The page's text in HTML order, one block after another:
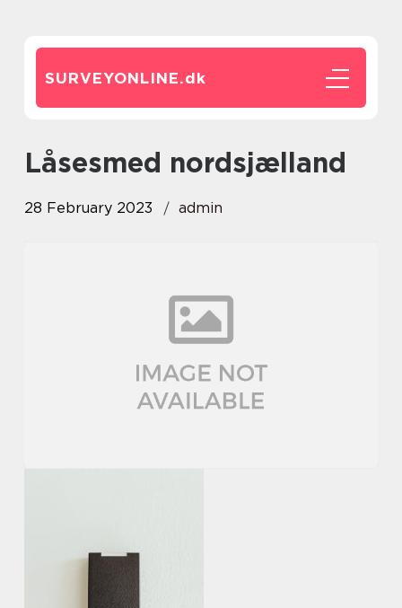
SURVEYONLINE.dk
låsesmed nordsjælland
28 February 2023 admin